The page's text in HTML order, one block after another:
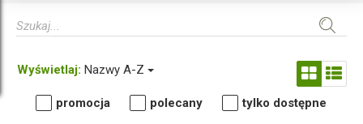
Wyświetlaj: Nazwy A-Z
promocja polecany tylko dostępne